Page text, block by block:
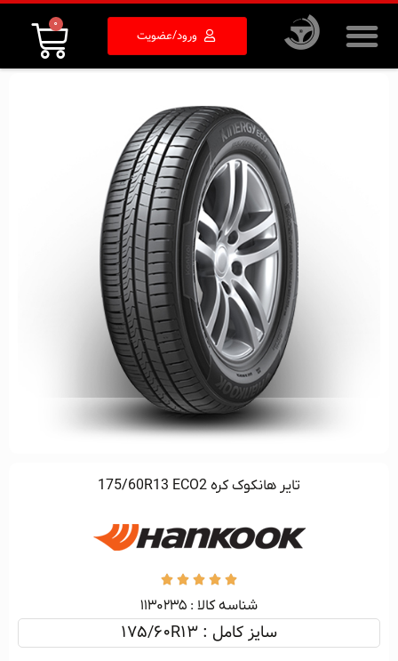
ورود/عضویت
0
تایر هانکوک کره 175/60R13 ECO2





شناسه کالا :‌ ۱۱۳۰۲۳۵
سایز کامل : 175/60R13